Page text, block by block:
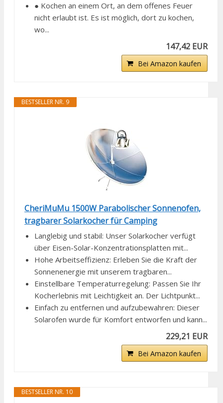
● Kochen an einem Ort, an dem offenes Feuer
nicht erlaubt ist. Es ist möglich, dort zu kochen,
wo...
147,42 EUR
Bei Amazon kaufen
BESTSELLER NR. 9
CheriMuMu 1500W Parabolischer Sonnenofen,
tragbarer Solarkocher für Camping
Langlebig und stabil: Unser Solarkocher verfügt
über Eisen-Solar-Konzentrationsplatten mit...
Hohe Arbeitseffizienz: Erleben Sie die Kraft der
Sonnenenergie mit unserem tragbaren...
Einstellbare Temperaturregelung: Passen Sie Ihr
Kocherlebnis mit Leichtigkeit an. Der Lichtpunkt...
Einfach zu entfernen und aufzubewahren: Dieser
Solarofen wurde für Komfort entworfen und kann...
229,21 EUR
Bei Amazon kaufen
BESTSELLER NR. 10